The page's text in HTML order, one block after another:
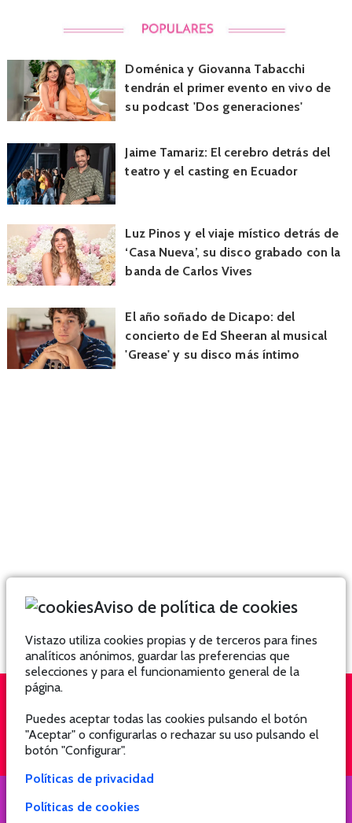
Doménica y Giovanna Tabacchi
tendrán el primer evento en vivo de
su podcast 'Dos generaciones'
Jaime Tamariz: El cerebro detrás del
teatro y el casting en Ecuador
Luz Pinos y el viaje místico detrás de
‘Casa Nueva’, su disco grabado con la
banda de Carlos Vives
El año soñado de Dicapo: del
concierto de Ed Sheeran al musical
'Grease' y su disco más íntimo
QUIÉNES SOMOS SUSCRÍBETE
Aviso de política de cookies
Vistazo utiliza cookies propias y de terceros para fines
analíticos anónimos, guardar las preferencias que
selecciones y para el funcionamiento general de la
página.
Puedes aceptar todas las cookies pulsando el botón
"Aceptar" o configurarlas o rechazar su uso pulsando el
botón "Configurar".
Políticas de privacidad
Políticas de cookies